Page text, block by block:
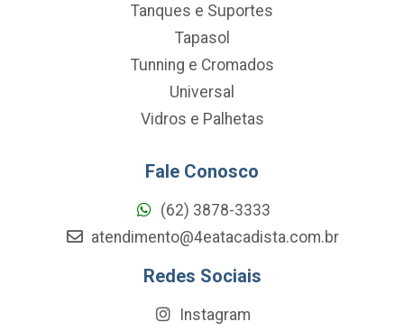
Tanques e Suportes
Tapasol
Tunning e Cromados
Universal
Vidros e Palhetas
Fale Conosco
(62) 3878-3333
atendimento@4eatacadista.com.br
Redes Sociais
Instagram